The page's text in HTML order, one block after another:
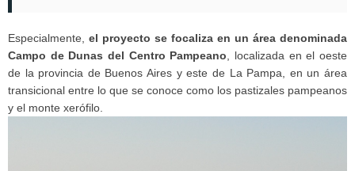
Especialmente, el proyecto se focaliza en un área denominada
Campo de Dunas del Centro Pampeano, localizada en el oeste
de la provincia de Buenos Aires y este de La Pampa, en un área
transicional entre lo que se conoce como los pastizales pampeanos
y el monte xerófilo.